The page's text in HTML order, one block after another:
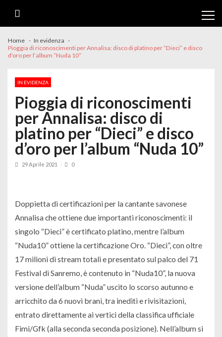
Home
In evidenza
Pioggia di riconoscimenti per Annalisa: disco di platino per “Dieci” e disco
d’oro per l’album “Nuda 10”
IN EVIDENZA
Pioggia di riconoscimenti
per Annalisa: disco di
platino per “Dieci” e disco
d’oro per l’album “Nuda 10”
29 Aprile 2021 0
Doppietta di certificazioni per la cantante savonese
Annalisa che ottiene due importanti riconoscimenti: il
singolo “Dieci” è certificato platino, mentre l’album
“Nuda10” ottiene la certificazione Oro. “Dieci”, con oltre
17 milioni di stream totali e presentato sul palco del 71
Festival di Sanremo, è contenuto in “Nuda10”, la nuova
versione dell’album “Nuda” uscito lo scorso autunno e
arricchito da 6 nuovi brani, tra inediti e rivisitazioni,
entrato direttamente ai vertici della classifica ufficiale
Fimi/Gfk (alla seconda seconda posizione). Nell’album si